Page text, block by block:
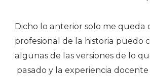
Dicho lo anterior solo me queda
profesional de la historia puedo
algunas de las versiones de lo
pasado y la experiencia